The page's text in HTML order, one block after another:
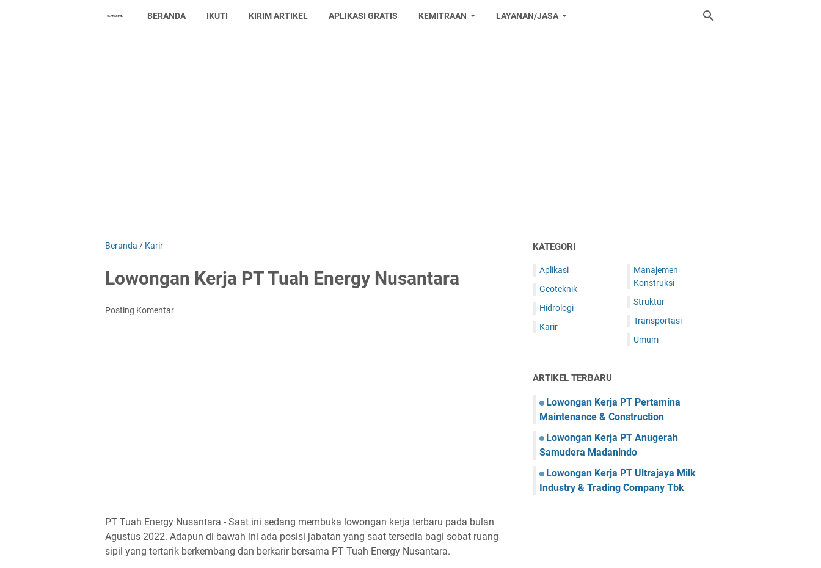
BERANDA IKUTI KIRIM ARTIKEL APLIKASI GRATIS KEMITRAAN LAYANAN/JASA
Beranda / Karir
Lowongan Kerja PT Tuah Energy Nusantara
Posting Komentar
PT Tuah Energy Nusantara - Saat ini sedang membuka lowongan kerja terbaru pada bulan
Agustus 2022. Adapun di bawah ini ada posisi jabatan yang saat tersedia bagi sobat ruang
sipil yang tertarik berkembang dan berkarir bersama PT Tuah Energy Nusantara.
KATEGORI
Aplikasi
Geoteknik
Hidrologi
Karir
Manajemen
Konstruksi
Struktur
Transportasi
Umum
ARTIKEL TERBARU
Lowongan Kerja PT Pertamina
Maintenance & Construction
Lowongan Kerja PT Anugerah
Samudera Madanindo
Lowongan Kerja PT Ultrajaya Milk
Industry & Trading Company Tbk